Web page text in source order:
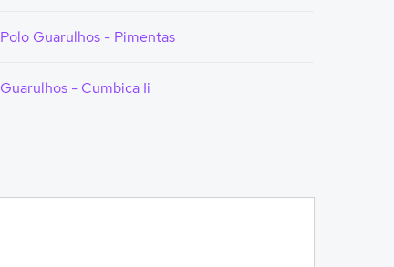
Polo Guarulhos - Pimentas
Guarulhos - Cumbica Ii